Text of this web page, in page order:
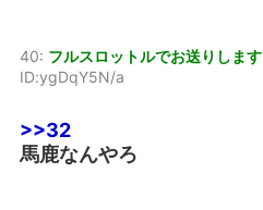
40: フルスロットルでお送りします
ID:ygDqY5N/a
>>32
馬鹿なんやろ